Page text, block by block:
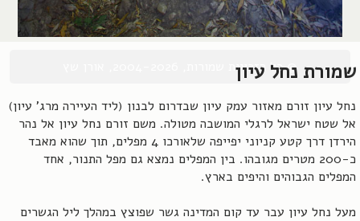
שמורת נחל עיון
נחל עיון זורם מאזור עמק עיון שבדרום לבנון (ליד העיירה מרג' עיון)
אל שטח ישראל לרגלי המושבה מטולה. משם זורם נחל עיון אל נהר
הירדן דרך קטע קניוני יפייפה שלאורכו 4 מפלים, תוך שהוא מאבד
כ-200 מטרים מגובהו. בין המפלים נמצא גם מפל התנור, אחד
המפלים הגבוהים והיפים בארץ.
מעל נחל עיון עבר עד קום המדינה גשר שפוצץ במהלך ליל הגשרים
© כל הזכויות שמורות, 2004-2026, אורן שץ